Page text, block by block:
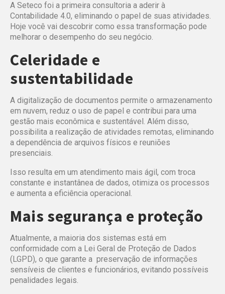
A Seteco foi a primeira consultoria a aderir à
Contabilidade 4.0, eliminando o papel de suas atividades.
Hoje você vai descobrir como essa transformação pode
melhorar o desempenho do seu negócio.
Celeridade e
sustentabilidade
A digitalização de documentos permite o armazenamento
em nuvem, reduz o uso de papel e contribui para uma
gestão mais econômica e sustentável. Além disso,
possibilita a realização de atividades remotas, eliminando
a dependência de arquivos físicos e reuniões
presenciais.
Isso resulta em um atendimento mais ágil, com troca
constante e instantânea de dados, otimiza os processos
e aumenta a eficiência operacional.
Mais segurança e proteção
Atualmente, a maioria dos sistemas está em
conformidade com a Lei Geral de Proteção de Dados
(LGPD), o que garante a preservação de informações
sensíveis de clientes e funcionários, evitando possíveis
penalidades legais.